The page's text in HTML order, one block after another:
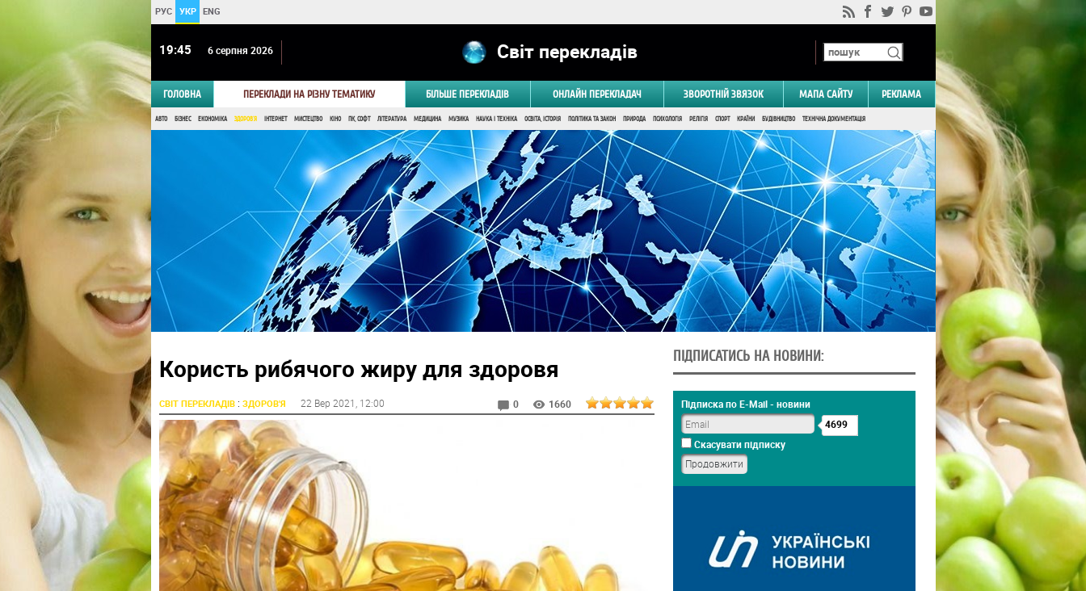
РУС УКР ENG
19 45 6 серпня 2026 Світ перекладів
ГОЛОВНА ПЕРЕКЛАДИ НА РІЗНУ ТЕМАТИКУ БІЛЬШЕ ПЕРЕКЛАДІВ ОНЛАЙН ПЕРЕКЛАДАЧ ЗВОРОТНІЙ ЗВЯЗОК МАПА САЙТУ РЕКЛАМА
АВТО БІЗНЕС ЕКОНОМІКА ЗДОРОВ'Я ІНТЕРНЕТ МИСТЕЦТВО КІНО ПК, СОФТ ЛІТЕРАТУРА МЕДИЦИНА МУЗИКА НАУКА І ТЕХНІКА ОСВІТА, ІСТОРІЯ ПОЛІТИКА ТА ЗАКОН ПРИРОДА ПСИХОЛОГІЯ РЕЛІГІЯ СПОРТ КРАЇНИ БУДІВНИЦТВО ТЕХНІЧНА ДОКУМЕНТАЦІЯ
Користь рибячого жиру для здоровя
СВІТ ПЕРЕКЛАДІВ: ЗДОРОВ'Я 22 Вер 2021 , 12:00 0 1660
ПІДПИСАТИСЬ НА НОВИНИ:
Підписка по E-Mail - новини
4699
Скасувати підписку